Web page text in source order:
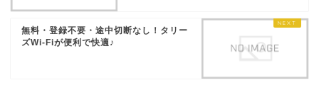
無料・登録不要・途中切断なし！タリー
ズWi-Fiが便利で快適♪